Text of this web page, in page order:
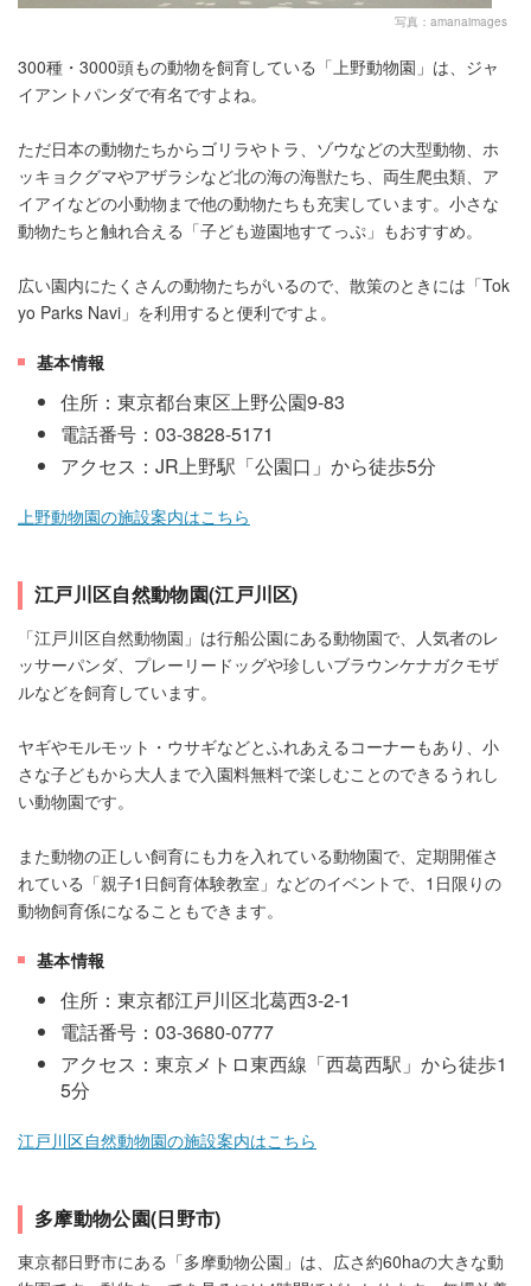
写真：amanaimages
300種・3000頭もの動物を飼育している「上野動物園」は、ジャ
イアントパンダで有名ですよね。
ただ日本の動物たちからゴリラやトラ、ゾウなどの大型動物、ホ
ッキョクグマやアザラシなど北の海の海獣たち、両生爬虫類、ア
イアイなどの小動物まで他の動物たちも充実しています。小さな
動物たちと触れ合える「子ども遊園地すてっぷ」もおすすめ。
広い園内にたくさんの動物たちがいるので、散策のときには「Tok
yo Parks Navi」を利用すると便利ですよ。
基本情報
住所：東京都台東区上野公園9-83
電話番号：03-3828-5171
アクセス：JR上野駅「公園口」から徒歩5分
上野動物園の施設案内はこちら
江戸川区自然動物園(江戸川区)
「江戸川区自然動物園」は行船公園にある動物園で、人気者のレ
ッサーパンダ、プレーリードッグや珍しいブラウンケナガクモザ
ルなどを飼育しています。
ヤギやモルモット・ウサギなどとふれあえるコーナーもあり、小
さな子どもから大人まで入園料無料で楽しむことのできるうれし
い動物園です。
また動物の正しい飼育にも力を入れている動物園で、定期開催さ
れている「親子1日飼育体験教室」などのイベントで、1日限りの
動物飼育係になることもできます。
基本情報
住所：東京都江戸川区北葛西3-2-1
電話番号：03-3680-0777
アクセス：東京メトロ東西線「西葛西駅」から徒歩1
5分
江戸川区自然動物園の施設案内はこちら
多摩動物公園(日野市)
東京都日野市にある「多摩動物公園」は、広さ約60haの大きな動